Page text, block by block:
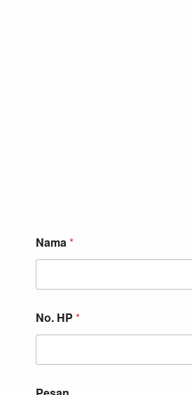
Nama*
No. HP *